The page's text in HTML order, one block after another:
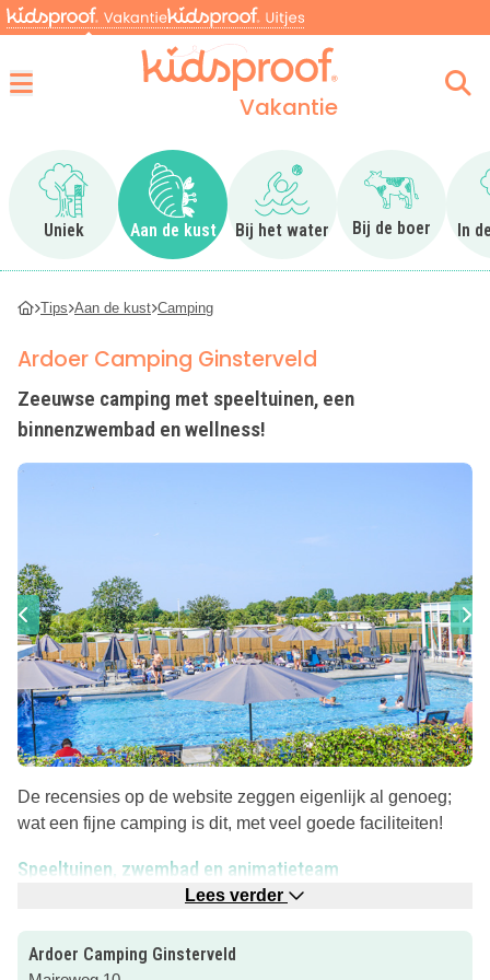
Vakantie
Uniek
Ga naar Uniek
Aan de kust
Ga naar Aan de kust
Bij het water
Ga naar Bij het water
Bij de boer
Ga naar Bij
In
Tips Aan de kust Camping
Ardoer Camping Ginsterveld
Zeeuwse camping met speeltuinen, een
binnenzwembad en wellness!
De recensies op de website zeggen eigenlijk al genoeg;
wat een fijne camping is dit, met veel goede faciliteiten!
Speeltuinen, zwembad en animatieteam
Kies je voor een vakantie aan de kust én wil je op het
Camping Ginsterveld een topkeuze!
Lees verder
Ardoer Camping Ginsterveld